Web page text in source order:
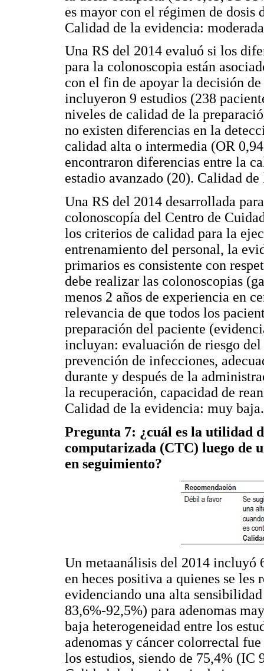
es mayor con el régimen de
Calidad de la evidencia:
Una RS del 2014 evaluó si los
para la colonoscopia están
con el fin de apoyar la decisión
incluyeron 9 estudios (238
niveles de calidad de la
no existen diferencias en la
calidad alta o intermedia (OR
encontraron diferencias entre la
estadio avanzado (20). Calidad
Una RS del 2014 desarrollada
colonoscopía del Centro de
los criterios de calidad para la
entrenamiento del personal, la
primarios es consistente con
debe realizar las colonoscopias
menos 2 años de experiencia en
relevancia de que todos los
preparación del paciente
incluyan: evaluación de riesgo
prevención de infecciones,
durante y después de la
la recuperación, capacidad de
Calidad de la evidencia: muy baja.
Pregunta 7: ¿cuál es la utilidad
computarizada (CTC) luego de
en seguimiento?
Un metaanálisis del 2014 incluyó
en heces positiva a quienes se
evidenciando una alta
83,6%-92,5%) para adenomas
baja heterogeneidad entre los
adenomas y cáncer colorrectal
los estudios, siendo de 75,4% (IC